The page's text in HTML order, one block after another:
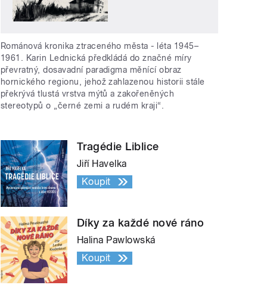
Románová kronika ztraceného města - léta 1945–
1961. Karin Lednická předkládá do značné míry
převratný, dosavadní paradigma měnící obraz
hornického regionu, jehož zahlazenou historii stále
překrývá tlustá vrstva mýtů a zakořeněných
stereotypů o „černé zemi a rudém kraji“.
Tragédie Liblice
Jiří Havelka
Koupit
Díky za každé nové ráno
Halina Pawlowská
Koupit